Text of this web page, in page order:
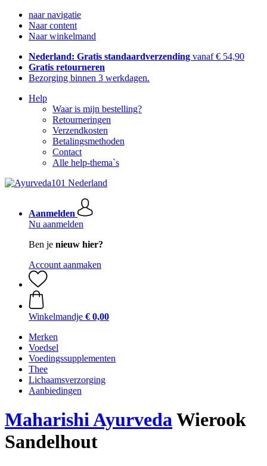
naar navigatie
Naar content
Naar winkelmand
Nederland: Gratis standaardverzending vanaf € 54,90
Gratis retourneren
Bezorging binnen 3 werkdagen.
Help
Waar is mijn bestelling?
Retourneringen
Verzendkosten
Betalingsmethoden
Contact
Alle help-thema`s
Aanmelden
Nu aanmelden
Ben je nieuw hier?
Account aanmaken
Winkelmandje € 0,00
Merken
Voedsel
Voedingssupplementen
Thee
Lichaamsverzorging
Aanbiedingen
Maharishi AyurvedaWierook
Sandelhout